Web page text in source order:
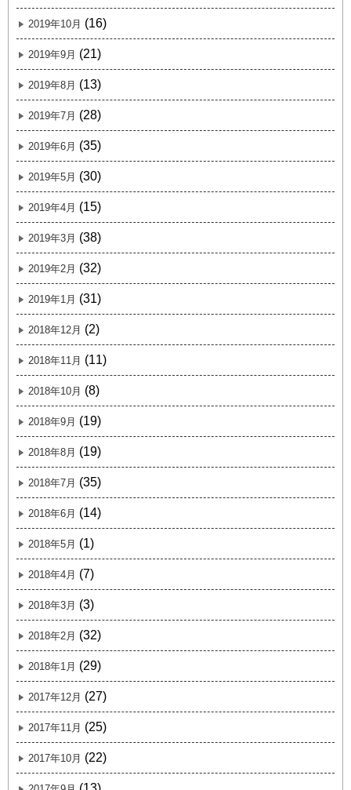
2019年10月 (16)
2019年9月 (21)
2019年8月 (13)
2019年7月 (28)
2019年6月 (35)
2019年5月 (30)
2019年4月 (15)
2019年3月 (38)
2019年2月 (32)
2019年1月 (31)
2018年12月 (2)
2018年11月 (11)
2018年10月 (8)
2018年9月 (19)
2018年8月 (19)
2018年7月 (35)
2018年6月 (14)
2018年5月 (1)
2018年4月 (7)
2018年3月 (3)
2018年2月 (32)
2018年1月 (29)
2017年12月 (27)
2017年11月 (25)
2017年10月 (22)